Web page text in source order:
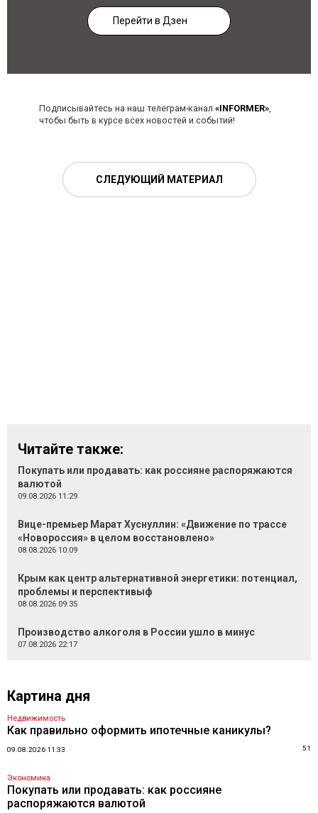
Перейти в Дзен
Подписывайтесь на наш телеграм-канал «INFORMER»,
чтобы быть в курсе всех новостей и событий!
СЛЕДУЮЩИЙ МАТЕРИАЛ
Читайте также:
Покупать или продавать: как россияне распоряжаются
валютой
09.08.2026 11:29
Вице-премьер Марат Хуснуллин: «Движение по трассе
«Новороссия» в целом восстановлено»
08.08.2026 10:09
Крым как центр альтернативной энергетики: потенциал,
проблемы и перспективыф
08.08.2026 09:35
Производство алкоголя в России ушло в минус
07.08.2026 22:17
Картина дня
Недвижимость
Как правильно оформить ипотечные каникулы?
09.08.2026 11:33 51
Экономика
Покупать или продавать: как россияне
распоряжаются валютой